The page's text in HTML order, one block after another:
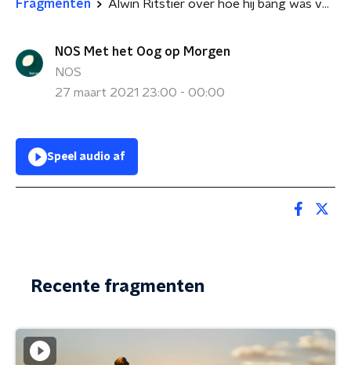
Fragmenten Alwin Ritstier over hoe hij bang was voor bijna alles
NOS Met het Oog op Morgen
NOS
27 maart 2021 23:00 - 00:00
Speel audio af
Recente fragmenten